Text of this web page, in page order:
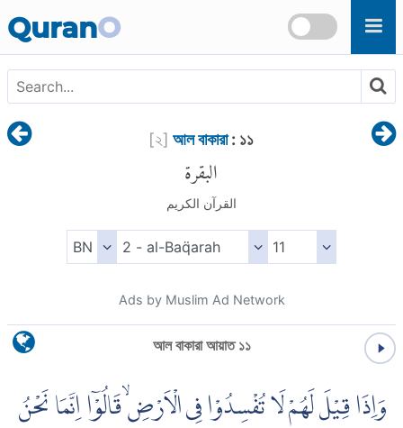
QuranO
[২] আল বাকারা: ১১
البقرة
القرآن الكريم
Ads by Muslim Ad Network
আল বাকারা আয়াত ১১
وَاِذَا قِيْلَ لَهُمْ لَا تُفْسِدُوْا فِى الْاَرْضِۙ قَالُوْٓا اِنَّمَا نَحْنُ